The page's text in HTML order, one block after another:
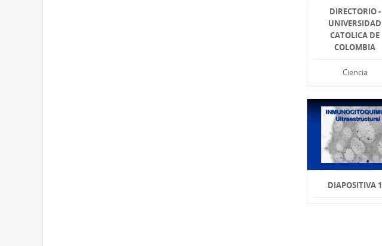
DIRECTORIO -
UNIVERSIDAD
CATOLICA DE
COLOMBIA
Ciencia
DIAPOSITIVA 1